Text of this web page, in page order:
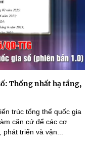
Thống nhất hạ tầng,
trúc tổng thể quốc gia
căn cứ để các cơ
triển và vận...